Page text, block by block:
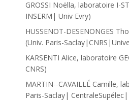
GROSSI Noëlla, laboratoire I-
INSERM| Univ Evry)
HUSSENOT-DESENONGES
(Univ. Paris-
KARSENTI Alice, laboratoire
CNRS)
MARTIN--CAVAILLÉ Camille,
Paris-Saclay|